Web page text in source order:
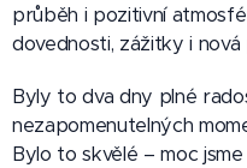
průběh i pozitivní
dovednosti, zážitky i
Byly to dva dny plné
nezapomenutelných
Bylo to skvělé – moc jsme